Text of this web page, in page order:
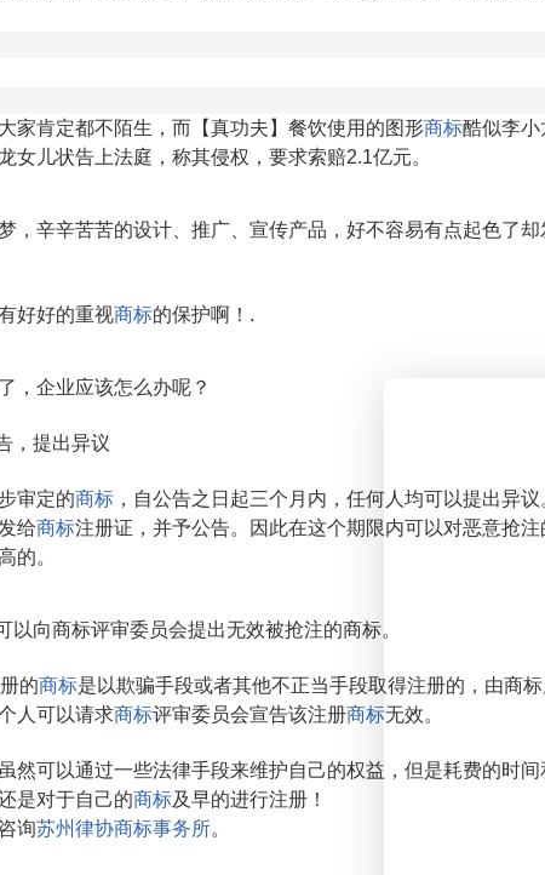
家肯定都不陌生，而【真功夫】餐饮使用的图形商标酷似李小
女儿状告上法庭，称其侵权，要求索赔2.1亿元。
，辛辛苦苦的设计、推广、宣传产品，好不容易有点起色了却
好好的重视商标的保护啊！.
，企业应该怎么办呢？
，提出异议
审定的商标，自公告之日起三个月内，任何人均可以提出异议
给商标注册证，并予公告。因此在这个期限内可以对恶意抢注
的。
向商标评审委员会提出无效被抢注的商标。
的商标是以欺骗手段或者其他不正当手段取得注册的，由商
人可以请求商标评审委员会宣告该注册商标无效。
然可以通过一些法律手段来维护自己的权益，但是耗费的时间
是对于自己的商标及早的进行注册！
询苏州律协商标事务所。